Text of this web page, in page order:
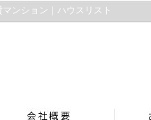
ンション｜ハウスリスト